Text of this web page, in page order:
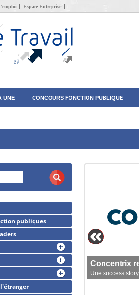
Espace Entreprise
UNE CONCOURS FONCTION PUBLIQUE
Concentrix
Une success
publiques
l'étranger